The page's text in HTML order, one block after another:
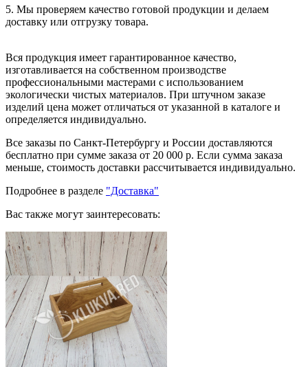
5. Мы проверяем качество готовой продукции и делаем
доставку или отгрузку товара.
Вся продукция имеет гарантированное качество,
изготавливается на собственном производстве
профессиональными мастерами с использованием
экологически чистых материалов. При штучном заказе
изделий цена может отличаться от указанной в каталоге и
определяется индивидуально.
Все заказы по Санкт-Петербургу и России доставляются
бесплатно при сумме заказа от 20 000 р. Если сумма заказа
меньше, стоимость доставки рассчитывается индивидуально.
Подробнее в разделе "Доставка"
Вас также могут заинтересовать: